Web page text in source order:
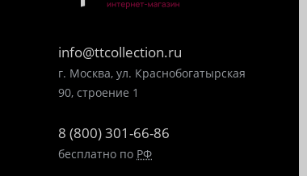
info@ttcollection.ru
г. Москва, ул. Краснобогатырская
90, строение 1
8 (800) 301-66-86
бесплатно по РФ